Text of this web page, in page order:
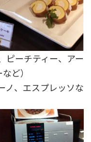
ピーチティー、アー
ど）
ノ、エスプレッソな